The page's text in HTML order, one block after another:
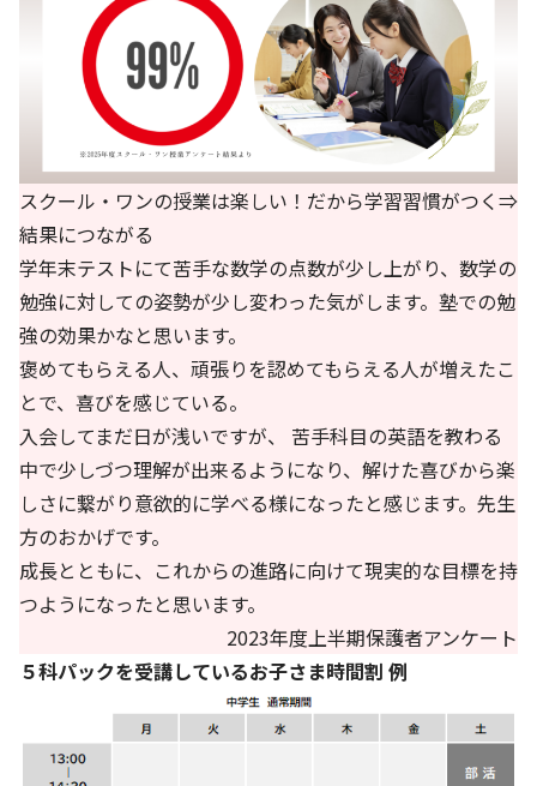
スクール・ワンの授業は楽しい！だから学習習慣がつく⇒
結果につながる
学年末テストにて苦手な数学の点数が少し上がり、数学の
勉強に対しての姿勢が少し変わった気がします。塾での勉
強の効果かなと思います。
褒めてもらえる人、頑張りを認めてもらえる人が増えたこ
とで、喜びを感じている。
入会してまだ日が浅いですが、 苦手科目の英語を教わる
中で少しづつ理解が出来るようになり、解けた喜びから楽
しさに繋がり意欲的に学べる様になったと感じます。先生
方のおかげです。
成長とともに、これからの進路に向けて現実的な目標を持
つようになったと思います。
2023年度上半期保護者アンケート
５科パックを受講しているお子さま時間割 例